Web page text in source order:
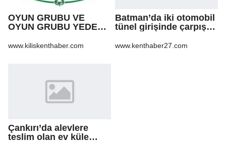
OYUN GRUBU VE
OYUN GRUBU YEDEK
www.kiliskenthaber.com
Batman’da iki otomobil
tünel girişinde çarpıştı:
www.kenthaber27.com
Çankırı’da alevlere
teslim olan ev küle